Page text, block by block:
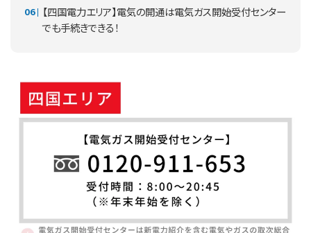
【四国電力エリア】電気の開通は電気ガス開始受付センター
でも手続きできる！